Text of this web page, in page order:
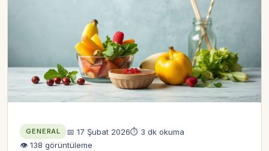
GENERAL 📅 17 Şubat 2026⏱ 3 dk okuma
👁 138 görüntüleme